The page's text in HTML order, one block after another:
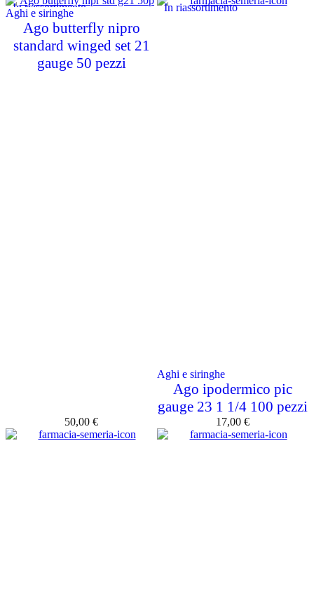
In riassortimento
Aghi e siringhe
Ago butterfly nipro
standard winged set 21
gauge 50 pezzi
50,00 €
In riassortimento
Aghi e siringhe
Ago ipodermico pic
gauge 23 1 1/4 100 pezzi
17,00 €